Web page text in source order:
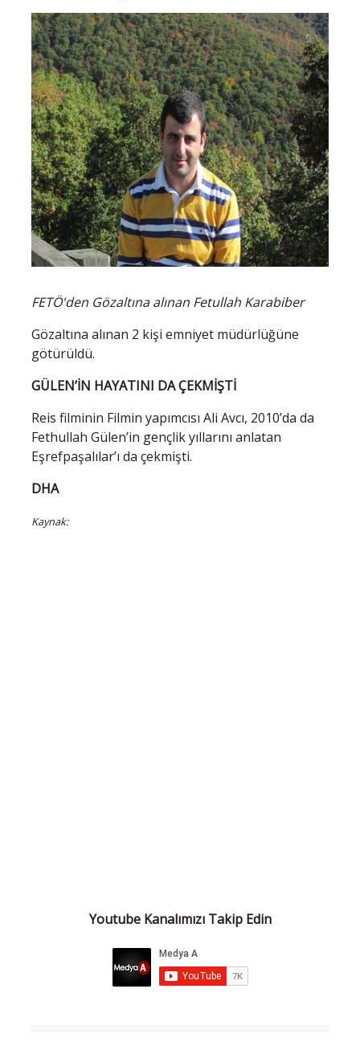
FETÖ'den Gözaltına alınan Fetullah Karabiber
Gözaltına alınan 2 kişi emniyet müdürlüğüne
götürüldü.
GÜLEN’İN HAYATINI DA ÇEKMİŞTİ
Reis filminin Filmin yapımcısı Ali Avcı, 2010’da da
Fethullah Gülen’in gençlik yıllarını anlatan
Eşrefpaşalılar’ı da çekmişti.
DHA
Kaynak:
Youtube Kanalımızı Takip Edin